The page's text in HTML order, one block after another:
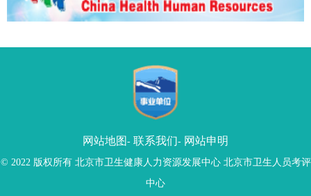
网站地图 - 联系我们- 网站申明
© 2022 版权所有 北京市卫生健康人力资源发展中心 北京市卫生人员考评
中心